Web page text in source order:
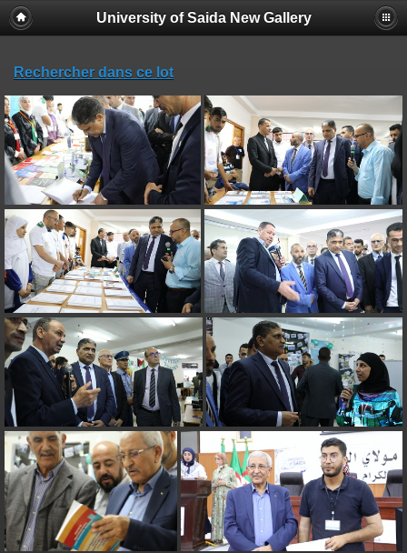
University of Saida New Gallery
Rechercher dans ce lot